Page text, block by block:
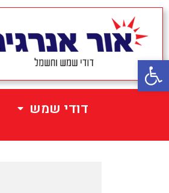
פתח סרגל נגישות
דודי שמש